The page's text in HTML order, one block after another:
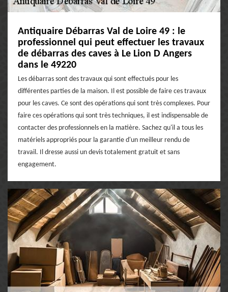
Antiquaire Débarras Val de Loire 49 : le
professionnel qui peut effectuer les travaux
de débarras des caves à Le Lion D Angers
dans le 49220
Les débarras sont des travaux qui sont effectués pour les
différentes parties de la maison. Il est possible de faire ces travaux
pour les caves. Ce sont des opérations qui sont très complexes. Pour
faire ces opérations qui sont très techniques, il est indispensable de
contacter des professionnels en la matière. Sachez qu'il a tous les
matériels appropriés pour la garantie d'un meilleur rendu de
travail. Il dresse aussi un devis totalement gratuit et sans
engagement.